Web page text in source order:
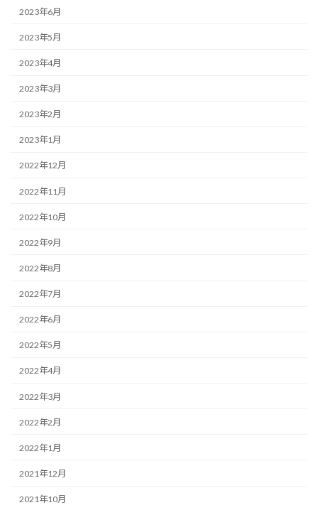
2023年6月
2023年5月
2023年4月
2023年3月
2023年2月
2023年1月
2022年12月
2022年11月
2022年10月
2022年9月
2022年8月
2022年7月
2022年6月
2022年5月
2022年4月
2022年3月
2022年2月
2022年1月
2021年12月
2021年10月